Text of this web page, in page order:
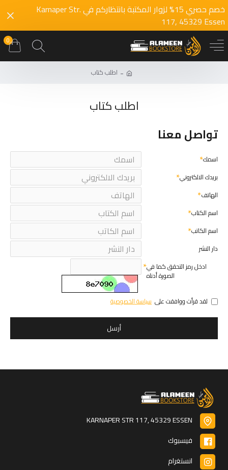
خصم حصري 15% لزوار المكتبة بانتظاركم في Karnaper Str.
117, 45329 Essen
0
اطلب كتاب
اطلب كتاب
تواصل معنا
اسمك
بريدك الالكتروني
الهاتف
اسم الكتاب
اسم الكاتب
دار النشر
ادخل رمز التحقق كما في
الصورة أدناه
لقد قرأت ووافقت على سياسة الخصوصية
أرسل
KARNAPER STR 117, 45329 ESSEN
فيسبوك
انستغرام